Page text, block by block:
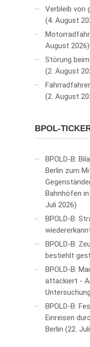
Verbleib von
4. August
August 2026
Störung
2. August
2. August
BPOL-
BPOLD-B:
Berlin zum
Bahnhöfen in
Juli 2026
BPOLD-B:
BPOLD-B:
bestiehlt
BPOLD-B:
attackiert -
BPOLD-B:
Einreisen
Berlin 22.